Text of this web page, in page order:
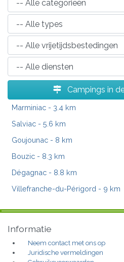
Campings in
Marminiac - 3.4 km
Salviac - 5.6 km
Goujounac - 8 km
Bouzic - 8.3 km
Dégagnac - 8.8 km
Villefranche-du-Périgord - 9 km
Informatie
Neem contact met ons op
Juridische vermeldingen